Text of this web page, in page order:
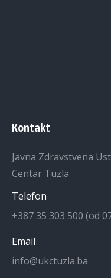
Kontakt
Javna Zdravstvena
Centar Tuzla
Telefon
+387 35 303 500 (od
Email
info@ukctuzla.ba